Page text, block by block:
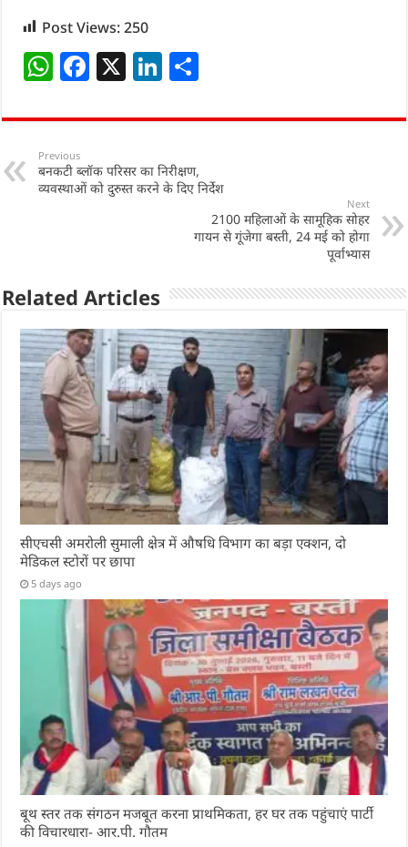
Post Views:250
W
at
s
A
F
c
b
X Li
k
e
dI
ar
Previous
बनकटी ब्लॉक परिसर का निरीक्षण,
व्यवस्थाओं को दुरुस्त करने के दिए निर्देश
Next
2100 महिलाओं के सामूहिक सोहर
गायन से गूंजेगा बस्ती, 24 मई को होगा
पूर्वाभ्यास
Related Articles
सीएचसी अमरोली सुमाली क्षेत्र में औषधि विभाग का बड़ा एक्शन, दो
मेडिकल स्टोरों पर छापा
5 days ago
बूथ स्तर तक संगठन मजबूत करना प्राथमिकता, हर घर तक पहुंचाएं पार्टी
की विचारधारा- आर.पी. गौतम